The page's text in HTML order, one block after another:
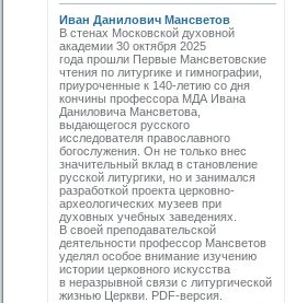
Иван Данилович Мансветов
В стенах Московской духовной
академии 30 октября 2025
года прошли Первые Мансветовские
чтения по литургике и гимнографии,
приуроченные к 140-летию со дня
кончины профессора МДА Ивана
Даниловича Мансветова,
выдающегося русского
исследователя православного
богослужения. Он не только внес
значительный вклад в становление
русской литургики, но и занимался
разработкой проекта церковно-
археологических музеев при
духовных учебных заведениях.
В своей преподавательской
деятельности профессор Мансветов
уделял особое внимание изучению
истории церковного искусства
в неразрывной связи с литургической
жизнью Церкви. PDF-версия.